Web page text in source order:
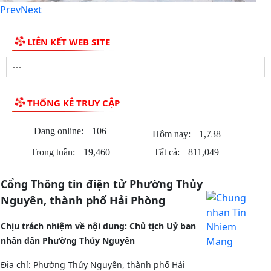
lớp bồi dưỡng lý luận chính trị và nghiệp...
Thông báo của UBND phường Thủy Nguyên Tóm tắt thành
tích cá nhân đề nghị xét tặng danh hiệu nhà...
Thông báo giới thiệu chức danh và chữ ký của Chủ tịch, các
trong tháng 4, tháng 5 và Lễ hội Hoa phượng...
Hướng dẫn kích hoạt Sổ sức khỏe điện tử trên ứng dụng
UBND phường Thủy Nguyên tổ chức bế mạc và trao giải Giải
đua thuyền rồng truyền thống Đình Tân...
TUYÊN TRUYỀN NHÂN DÂN TĂNG CƯỜNG QUẢN LÝ, PHÂN
LOẠI CHẤT THẢI RẮN SINH HOẠT TẠI NGUỒN
PrevNext
LIÊN KẾT WEB SITE
THỐNG KÊ TRUY CẬP
Đang online: 106 Hôm nay:
1,738
Trong tuần:
19,460 Tất cả: 811,049
Cổng Thông tin điện tử Phường Thủy
Nguyên, thành phố Hải Phòng
Chịu trách nhiệm về nội dung: Chủ tịch Uỷ ban
nhân dân Phường Thủy Nguyên
Địa chỉ: Phường Thủy Nguyên, thành phố Hải